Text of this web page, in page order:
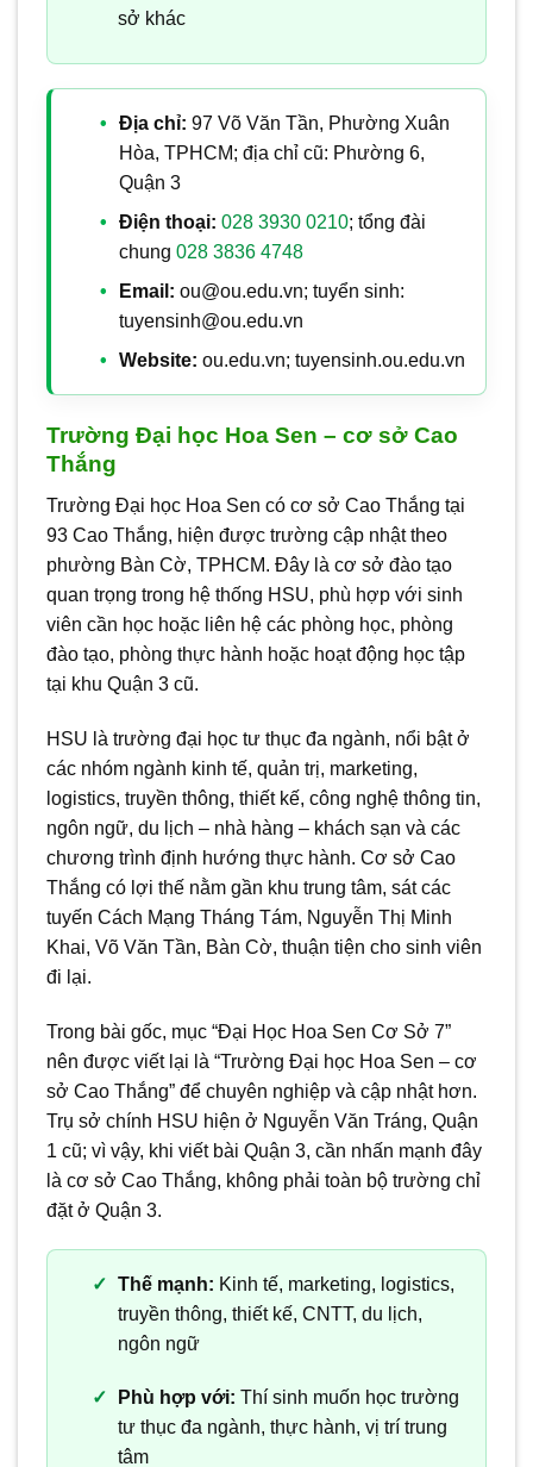
sở khác
Địa chỉ: 97 Võ Văn Tần, Phường Xuân
Hòa, TPHCM; địa chỉ cũ: Phường 6,
Quận 3
Điện thoại: 028 3930 0210; tổng đài
chung 028 3836 4748
Email: ou@ou.edu.vn; tuyển sinh:
tuyensinh@ou.edu.vn
Website: ou.edu.vn; tuyensinh.ou.edu.vn
Trường Đại học Hoa Sen – cơ sở Cao
Thắng
Trường Đại học Hoa Sen có cơ sở Cao Thắng tại
93 Cao Thắng, hiện được trường cập nhật theo
phường Bàn Cờ, TPHCM. Đây là cơ sở đào tạo
quan trọng trong hệ thống HSU, phù hợp với sinh
viên cần học hoặc liên hệ các phòng học, phòng
đào tạo, phòng thực hành hoặc hoạt động học tập
tại khu Quận 3 cũ.
HSU là trường đại học tư thục đa ngành, nổi bật ở
các nhóm ngành kinh tế, quản trị, marketing,
logistics, truyền thông, thiết kế, công nghệ thông tin,
ngôn ngữ, du lịch – nhà hàng – khách sạn và các
chương trình định hướng thực hành. Cơ sở Cao
Thắng có lợi thế nằm gần khu trung tâm, sát các
tuyến Cách Mạng Tháng Tám, Nguyễn Thị Minh
Khai, Võ Văn Tần, Bàn Cờ, thuận tiện cho sinh viên
đi lại.
Trong bài gốc, mục “Đại Học Hoa Sen Cơ Sở 7”
nên được viết lại là “Trường Đại học Hoa Sen – cơ
sở Cao Thắng” để chuyên nghiệp và cập nhật hơn.
Trụ sở chính HSU hiện ở Nguyễn Văn Tráng, Quận
1 cũ; vì vậy, khi viết bài Quận 3, cần nhấn mạnh đây
là cơ sở Cao Thắng, không phải toàn bộ trường chỉ
đặt ở Quận 3.
Thế mạnh: Kinh tế, marketing, logistics,
truyền thông, thiết kế, CNTT, du lịch,
ngôn ngữ
Phù hợp với: Thí sinh muốn học trường
tư thục đa ngành, thực hành, vị trí trung
tâm